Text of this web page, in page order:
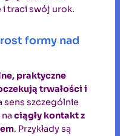
i traci swój urok.
formy nad
praktyczne
trwałości i
sens szczególnie
ciągły kontakt z
. Przykłady są